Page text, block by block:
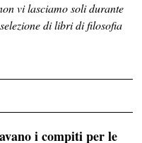
vi lasciamo soli durante
di libri di filosofia
i compiti per le